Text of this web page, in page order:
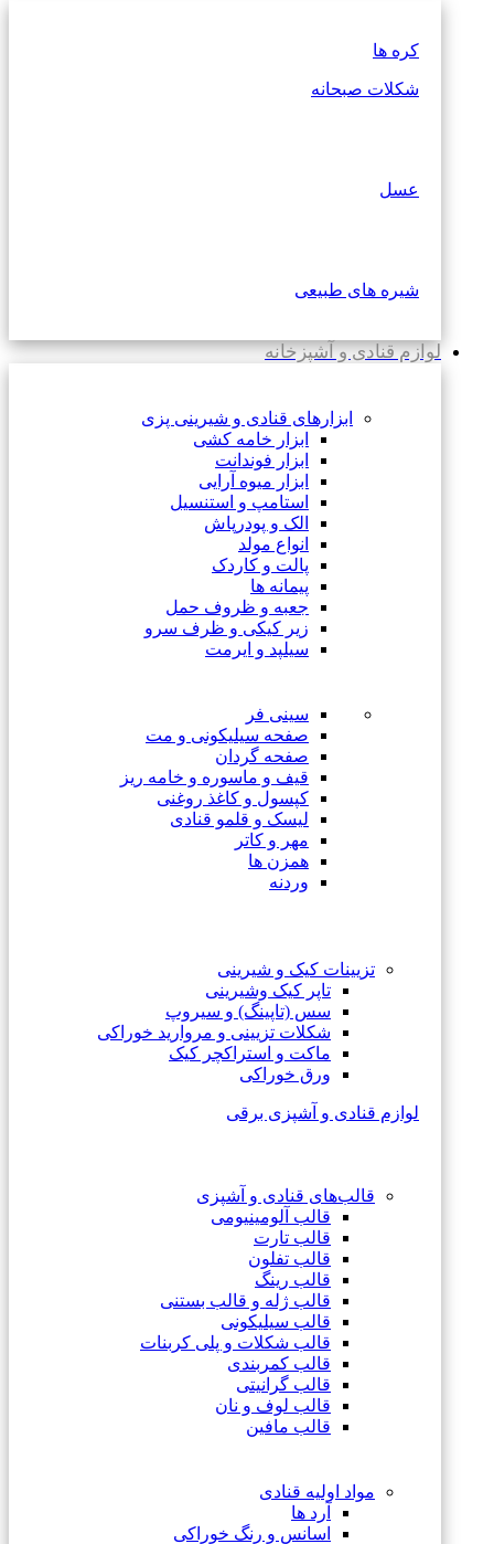
کره ها
شکلات صبحانه
عسل
شیره های طبیعی
لوازم قنادی و آشپزخانه
ابزارهای قنادی و شیرینی پزی
ابزار خامه کشی
ابزار فوندانت
ابزار میوه آرایی
استامپ و استنسیل
الک و پودرپاش
انواع مولد
پالت و کاردک
پیمانه ها
جعبه و ظروف حمل
زیر کیکی و ظرف سرو
سیلپد و ایرمت
سینی فر
صفحه سیلیکونی و مت
صفحه گردان
قیف و ماسوره و خامه ریز
کپسول و کاغذ روغنی
لیسک و قلمو قنادی
مهر و کاتر
همزن ها
وردنه
تزیینات کیک و شیرینی
تاپر کیک وشیرینی
سس (تاپینگ) و سیروپ
شکلات تزیینی و مروارید خوراکی
ماکت و استراکچر کیک
ورق خوراکی
لوازم قنادی و آشپزی برقی
قالب‌های قنادی و آشپزی
قالب آلومینیومی
قالب تارت
قالب تفلون
قالب رینگ
قالب ژله و قالب بستنی
قالب سیلیکونی
قالب شکلات و پلی کربنات
قالب کمربندی
قالب گرانیتی
قالب لوف و نان
قالب مافین
مواد اولیه قنادی
آرد ها
اسانس و رنگ خوراکی